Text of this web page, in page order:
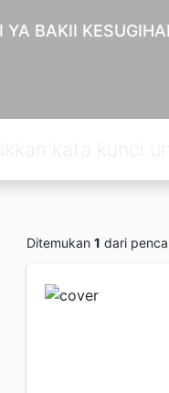
BAKII
Ditemukan 1 dari